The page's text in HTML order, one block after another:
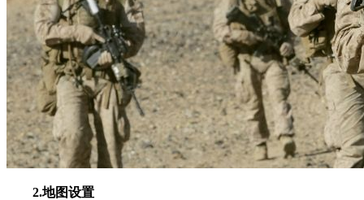
2.地图设置